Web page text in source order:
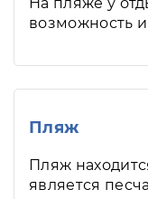
возможность
Пляж
Пляж
является